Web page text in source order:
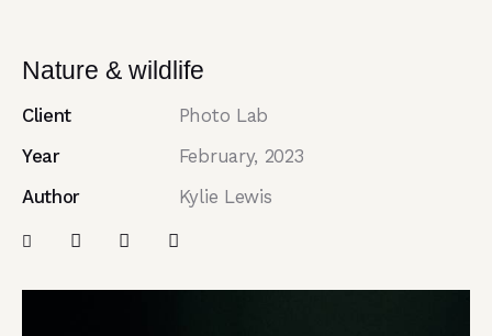
Nature & wildlife
Client
Photo Lab
Year
February, 2023
Author
Kylie Lewis